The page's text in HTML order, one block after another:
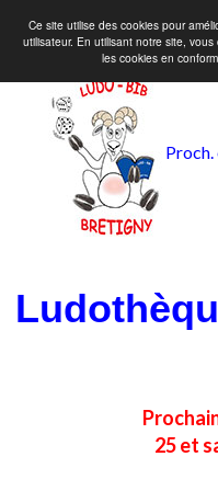
Ce site utilise des cookies pour
utilisateur. En utilisant notre site,
les cookies en
Proch.
Bonnes
Prochaines
25 et